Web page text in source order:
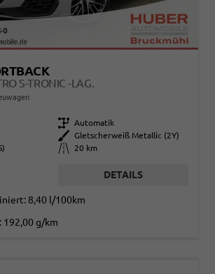
S-TRONIC -LAG.
Getriebe Automatik
Außenfarbe
Gletscherweiß Metallic (2Y)
Kilometerstand 20 km
DETAILS
8,40 l/100km
192,00 g/km